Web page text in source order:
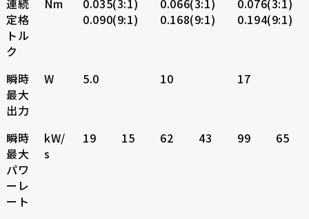
連続
定格
トル
ク
Nm
0.035(3:1)
0.090(9:1)
0.066(3:1)
0.168(9:1)
0.076(3:1)
0.194(9:1)
瞬時
最大
出力
W 5.0 10 17
瞬時
最大
パワ
ーレ
ート
kW/
s
19 15 62 43 99 65